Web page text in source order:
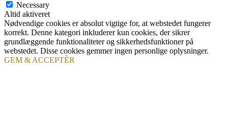
Necessary
Altid aktiveret
Nødvendige cookies er absolut vigtige for, at webstedet fungerer
korrekt. Denne kategori inkluderer kun cookies, der sikrer
grundlæggende funktionaliteter og sikkerhedsfunktioner på
webstedet. Disse cookies gemmer ingen personlige oplysninger.
GEM & ACCEPTÈR